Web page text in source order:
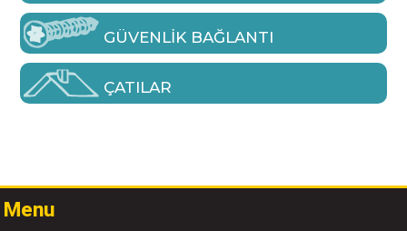
GÜVENLIK BAĞLANTI
ÇATILAR
Menu